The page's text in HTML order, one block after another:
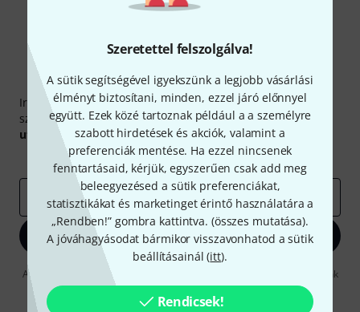
Szeretettel felszolgálva!
A sütik segítségével igyekszünk a legjobb vásárlási
élményt biztosítani, minden, ezzel járó előnnyel
együtt. Ezek közé tartoznak például a a személyre
szabott hirdetések és akciók, valamint a
preferenciák mentése. Ha ezzel nincsenek
fenntartásaid, kérjük, egyszerűen csak add meg
beleegyezésed a sütik preferenciákat,
statisztikákat és marketinget érintő használatára a
„Rendben!” gombra kattintva. (összes mutatása).
A jóváhagyásodat bármikor visszavonhatod a sütik
beállításainál (itt).
Rendicsek!
Thomann hírlevél
Iratkozz fel a Thomann angol nyelvű hírlevelére, és kis
szerencsével megnyerheted a50 egyenként50 € értékű
utalvány
egyikét.
Inspiráló gondolatok
Akciók Thomann
e-mail cím*
Bejelentkezés
A "Bejelentkezés" gombra kattintva elfogadja, hogy e-mailben küldjünk
önnek hirdetéseket. Bármikor leiratkozhat erről. A hírlevélről további
információkat azdata protection guideline